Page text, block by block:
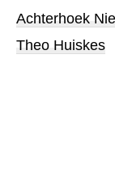
Achterhoek
Theo Huiskes